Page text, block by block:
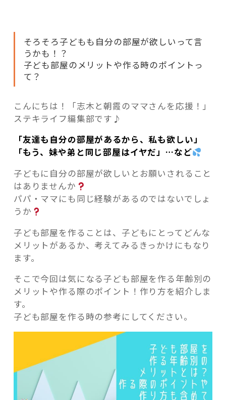
コーディネーター紹介
記事検索
そろそろ子どもも自分の部屋が欲しいって言
うかも！？
子ども部屋のメリットや作る時のポイントっ
て？
こんにちは！「志木と朝霞のママさんを応援！」
ステキライフ編集部です♪
「友達も自分の部屋があるから、私も欲しい」
「もう、妹や弟と同じ部屋はイヤだ」…など
子どもに自分の部屋が欲しいとお願いされること
はありませんか
パパ・ママにも同じ経験があるのではないでしょ
うか
子ども部屋を作ることは、子どもにとってどんな
メリットがあるか、考えてみるきっかけにもなり
ます。
そこで今回は気になる子ども部屋を作る年齢別の
メリットや作る際のポイント！作り方を紹介しま
す。
子ども部屋を作る時の参考にしてください。